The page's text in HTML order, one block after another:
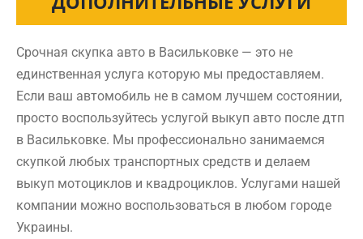
Срочная скупка авто в Васильковке — это не
единственная услуга которую мы предоставляем.
Если ваш автомобиль не в самом лучшем состоянии,
просто воспользуйтесь услугой выкуп авто после дтп
в Васильковке. Мы профессионально занимаемся
скупкой любых транспортных средств и делаем
выкуп мотоциклов и квадроциклов. Услугами нашей
компании можно воспользоваться в любом городе
Украины.